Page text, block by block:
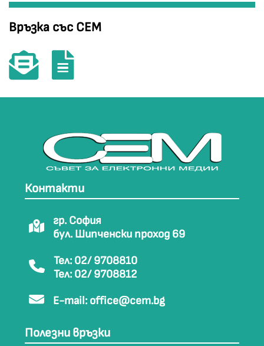
Връзка със СЕМ
Контакти
гр. София
бул. Шипченски проход 69
Тел: 02/ 9708810
Тел: 02/ 9708812
E-mail: office@cem.bg
Полезни връзки